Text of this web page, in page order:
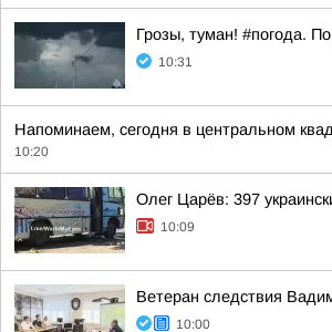
Грозы, туман! #погода.
10:31
Напоминаем, сегодня в центральном
10:20
Олег Царёв: 397
10:09
Ветеран следствия
10:00